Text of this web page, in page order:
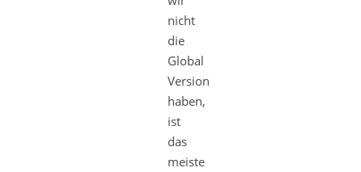
nicht
die
Global
Version
haben,
ist
das
meiste